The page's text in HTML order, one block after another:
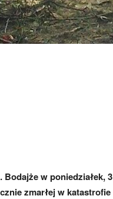
w poniedziałek, 3
zmarłej w katastrofie